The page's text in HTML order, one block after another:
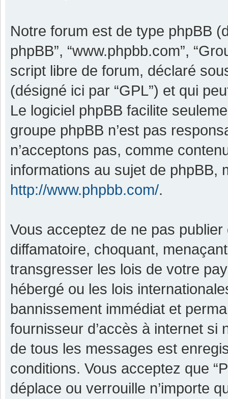
Notre forum est de type phpBB
phpBB”, “www.phpbb.com”,
script libre de forum, déclaré
(désigné ici par “GPL”) et qui
Le logiciel phpBB facilite
groupe phpBB n’est pas
n’acceptons pas, comme
informations au sujet de phpBB,
http://www.phpbb.com/.
Vous acceptez de ne pas
diffamatoire, choquant,
transgresser les lois de votre
hébergé ou les lois
bannissement immédiat et
fournisseur d’accès à internet si
de tous les messages est
conditions. Vous acceptez que
déplace ou verrouille n’importe